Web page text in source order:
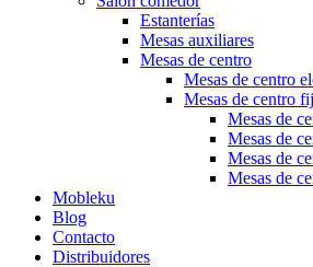
Estanterías
Mesas auxiliares
Mesas de centro
Mesas de centro
Mesas de centro
Mesas de
Mesas de
Mesas de
Mesas de
Mobleku
Blog
Contacto
Distribuidores